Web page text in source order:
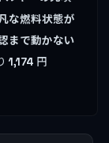
な燃料状態が
まで動かない
1,174 円